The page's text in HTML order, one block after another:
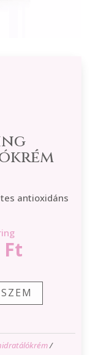
antioxidáns
FtCurrent
is:
15912 Ft.